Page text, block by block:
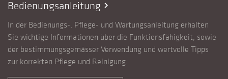
Bedienungsanleitung chevron_right
In der Bedienungs-, Pflege- und Wartungsanleitung erhalten
Sie wichtige Informationen über die Funktionsfähigkeit, sowie
der bestimmungsgemässer Verwendung und wertvolle Tipps
zur korrekten Pflege und Reinigung.